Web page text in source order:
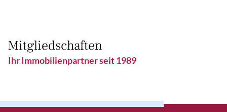
Mitgliedschaften
Ihr Immobilienpartner seit 1989